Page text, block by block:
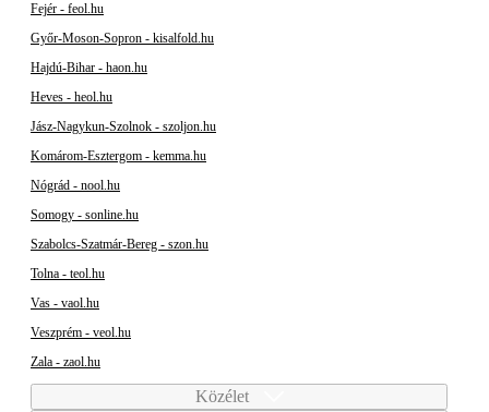
Fejér - feol.hu
Győr-Moson-Sopron - kisalfold.hu
Hajdú-Bihar - haon.hu
Heves - heol.hu
Jász-Nagykun-Szolnok - szoljon.hu
Komárom-Esztergom - kemma.hu
Nógrád - nool.hu
Somogy - sonline.hu
Szabolcs-Szatmár-Bereg - szon.hu
Tolna - teol.hu
Vas - vaol.hu
Veszprém - veol.hu
Zala - zaol.hu
Közélet